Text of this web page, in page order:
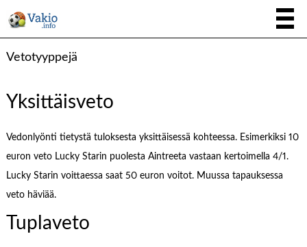
Vetotyyppejä
Yksittäisveto
Vedonlyönti tietystä tuloksesta yksittäisessä kohteessa. Esimerkiksi 10
euron veto Lucky Starin puolesta Aintreeta vastaan kertoimella 4/1.
Lucky Starin voittaessa saat 50 euron voitot. Muussa tapauksessa
veto häviää.
Tuplaveto